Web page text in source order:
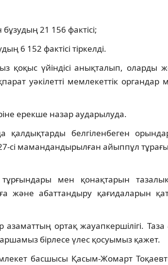
21 156 фактісі;
6 152 фактісі тіркелді.
қоқыс үйіндісі анықталып, оларды
уәкілетті мемлекеттік органдар
ерекше назар аударылуда.
қалдықтарды белгіленбеген
сі мамандандырылған айыппұл
мен қонақтарын
және абаттандыру қағидаларын
ортақ жауапкершілігі. Таза
бірлесе үлес қосуымыз қажет.
басшысы Қасым-Жомарт